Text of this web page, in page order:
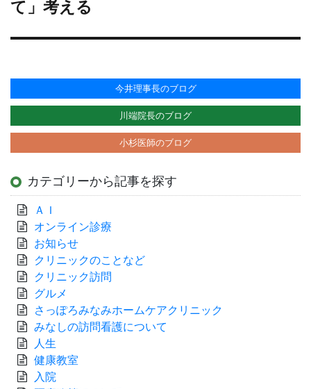
稿:
て」考える
今井理事長のブログ
川端院長のブログ
小杉医師のブログ
カテゴリーから記事を探す
ＡＩ
オンライン診療
お知らせ
クリニックのことなど
クリニック訪問
グルメ
さっぽろみなみホームケアクリニック
みなしの訪問看護について
人生
健康教室
入院